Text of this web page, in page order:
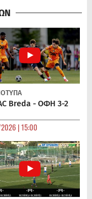
Breda - ΟΦΗ 3-2
| 15:00